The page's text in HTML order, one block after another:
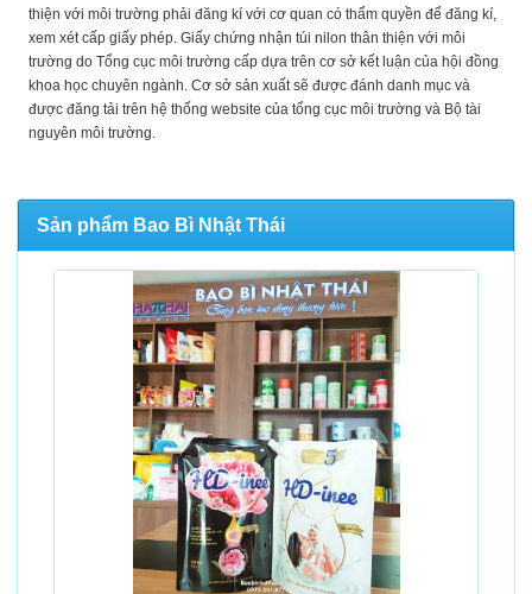
thiện với môi trường phải đăng kí với cơ quan có thẩm quyền để đăng kí,
xem xét cấp giấy phép. Giấy chứng nhận túi nilon thân thiện với môi
trường do Tổng cục môi trường cấp dựa trên cơ sở kết luận của hội đồng
khoa học chuyên ngành. Cơ sở sản xuất sẽ được đánh danh mục và
được đăng tải trên hệ thống website của tổng cục môi trường và Bộ tài
nguyên môi trường.
Sản phẩm Bao Bì Nhật Thái